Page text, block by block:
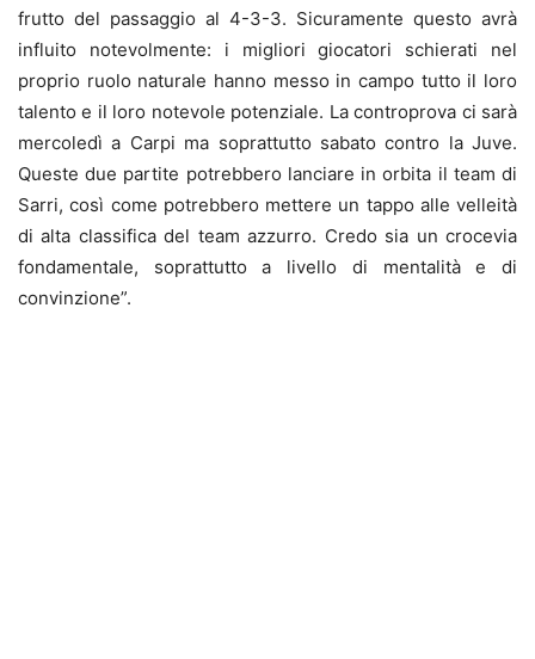
frutto del passaggio al 4-3-3. Sicuramente questo avrà
influito notevolmente: i migliori giocatori schierati nel
proprio ruolo naturale hanno messo in campo tutto il loro
talento e il loro notevole potenziale. La controprova ci sarà
mercoledì a Carpi ma soprattutto sabato contro la Juve.
Queste due partite potrebbero lanciare in orbita il team di
Sarri, così come potrebbero mettere un tappo alle velleità
di alta classifica del team azzurro. Credo sia un crocevia
fondamentale, soprattutto a livello di mentalità e di
convinzione”.